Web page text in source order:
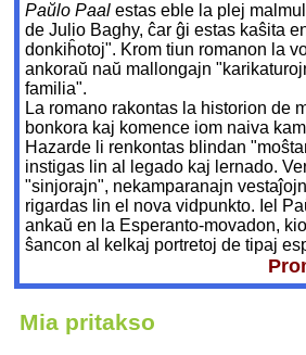
Paŭlo Paal estas eble la plej
de Julio Baghy, ĉar ĝi estas kaŝita
donkiĥotoj". Krom tiun romanon la
ankoraŭ naŭ mallongajn
familia".
La romano rakontas la historion de
bonkora kaj komence iom naiva
Hazarde li renkontas blindan
instigas lin al legado kaj lernado.
"sinjorajn", nekamparanajn
rigardas lin el nova vidpunkto. Iel
ankaŭ en la Esperanto-movadon,
ŝancon al kelkaj portretoj de tipaj
Mia pritakso